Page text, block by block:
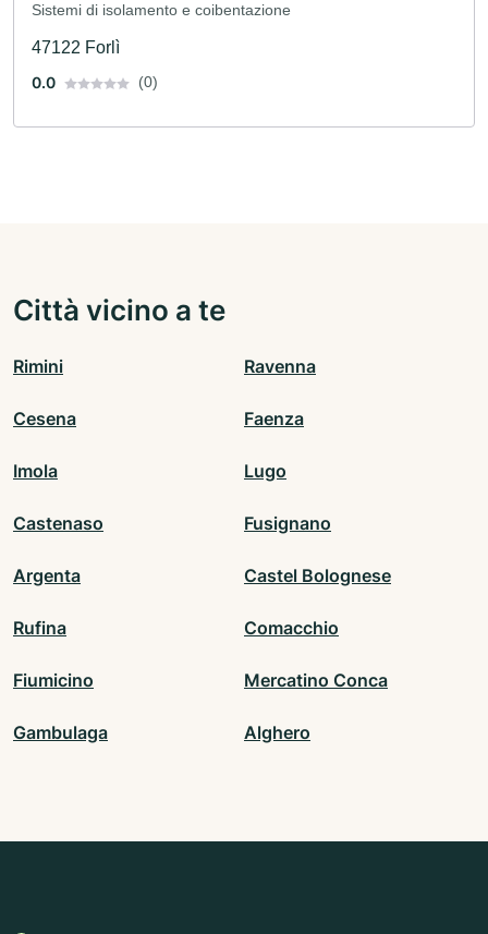
Sistemi di isolamento e coibentazione
47122 Forlì
0.0
(0)
Città vicino a te
Rimini Ravenna
Cesena Faenza
Imola Lugo
Castenaso Fusignano
Argenta Castel Bolognese
Rufina Comacchio
Fiumicino Mercatino Conca
Gambulaga Alghero